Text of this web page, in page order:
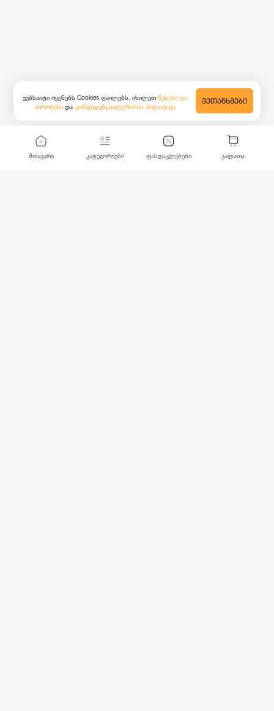
მთავარი კატეგორიები ფასდაკლებები კალათა
ვებსაიტი იყენებს Cookies ფაილებს. იხილეთ წესები და
პირობები და კონფიდენციალურობის პოლიტიკა
ᲕᲔᲗᲐᲜᲮᲛᲔᲑᲘ